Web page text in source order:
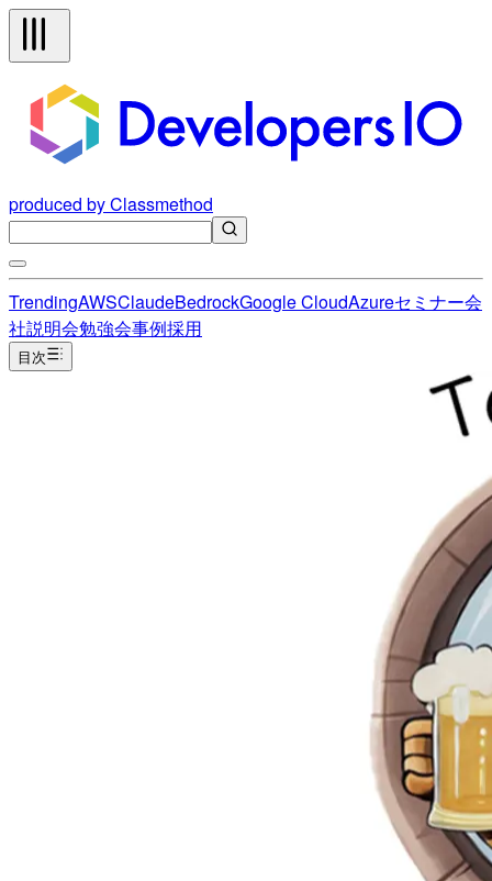
produced by Classmethod
TrendingAWSClaudeBedrockGoogle CloudAzureセミナー会
社説明会勉強会事例採用
目次